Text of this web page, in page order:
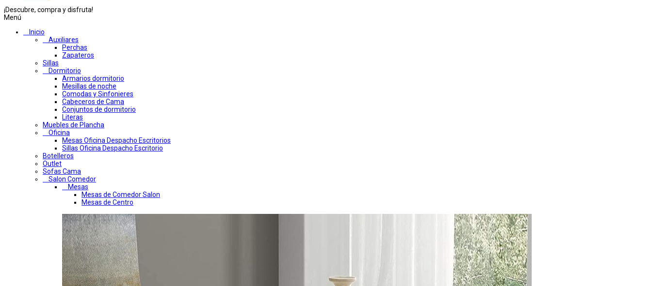
¡Descubre, compra y disfruta!
Menú
Inicio
Auxiliares
Perchas
Zapateros
Sillas
Dormitorio
Armarios dormitorio
Mesillas de noche
Comodas y Sinfonieres
Cabeceros de Cama
Conjuntos de dormitorio
Literas
Muebles de Plancha
Oficina
Mesas Oficina Despacho Escritorios
Sillas Oficina Despacho Escritorio
Botelleros
Outlet
Sofas Cama
Salon Comedor
Mesas
Mesas de Comedor Salon
Mesas de Centro